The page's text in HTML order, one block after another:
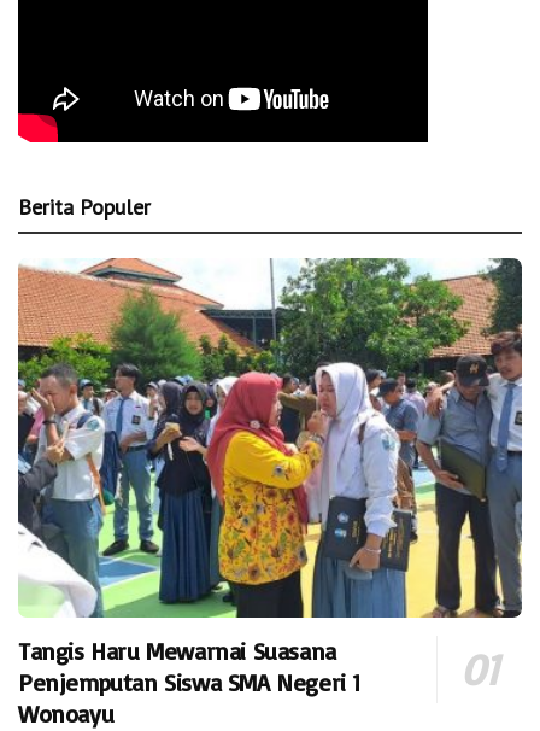
Berita Populer
Tangis Haru Mewarnai Suasana
Penjemputan Siswa SMA Negeri 1
Wonoayu